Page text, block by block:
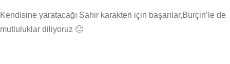
Kendisine yaratacağı Sahir karakteri için başarılar,Burçin’le de
mutluluklar diliyoruz 🙂